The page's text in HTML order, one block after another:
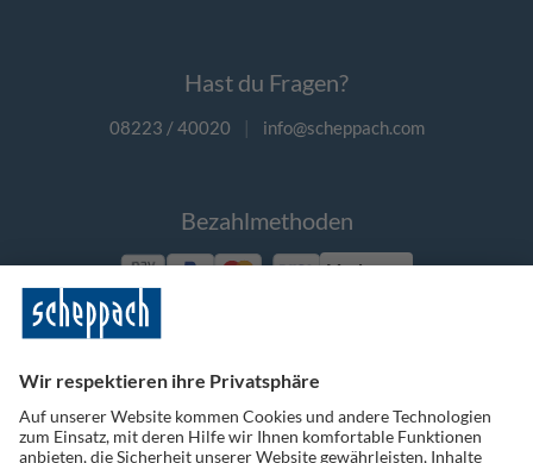
Hast du Fragen?
08223 / 40020 | info@scheppach.com
Bezahlmethoden
Vorkasse
Folge uns auf Social Media